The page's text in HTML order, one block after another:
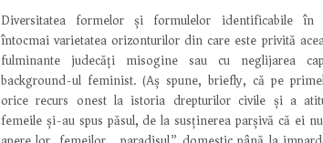
Diversitatea formelor și formulelor identificabile în
întocmai varietatea orizonturilor din care este privită
fulminante judecăți misogine sau cu neglijarea
background-ul feminist. (Aș spune, briefly, că pe
orice recurs onest la istoria drepturilor civile și a
femeile și-au spus păsul, de la susținerea parșivă că ei